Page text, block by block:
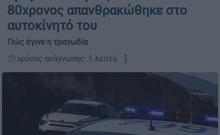
80χρονος απανθρακώθηκε στο
αυτοκίνητό του
Πώς έγινε η τραγωδία
🕛 χρόνος ανάγνωσης: 1 λεπτό ┋